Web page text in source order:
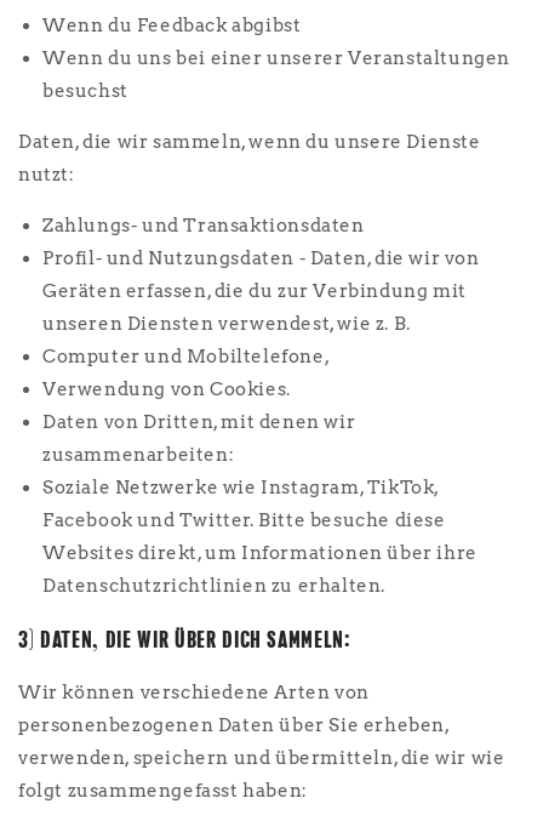
Wenn du Feedback abgibst
Wenn du uns bei einer unserer Veranstaltungen
besuchst
Daten, die wir sammeln, wenn du unsere Dienste
nutzt:
Zahlungs- und Transaktionsdaten
Profil- und Nutzungsdaten - Daten, die wir von
Geräten erfassen, die du zur Verbindung mit
unseren Diensten verwendest, wie z. B.
Computer und Mobiltelefone,
Verwendung von Cookies.
Daten von Dritten, mit denen wir
zusammenarbeiten:
Soziale Netzwerke wie Instagram, TikTok,
Facebook und Twitter. Bitte besuche diese
Websites direkt, um Informationen über ihre
Datenschutzrichtlinien zu erhalten.
3) DATEN, DIE WIR ÜBER DICH SAMMELN:
Wir können verschiedene Arten von
personenbezogenen Daten über Sie erheben,
verwenden, speichern und übermitteln, die wir wie
folgt zusammengefasst haben: